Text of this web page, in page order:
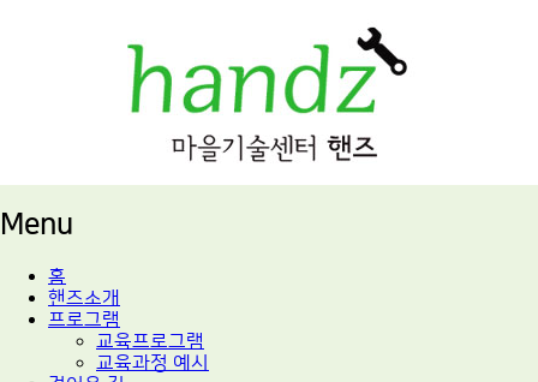
마을기술센터 핸즈
적정기술 교육
Menu
Skip
content
홈
핸즈소개
프로그램
교육프로그램
교육과정 예시